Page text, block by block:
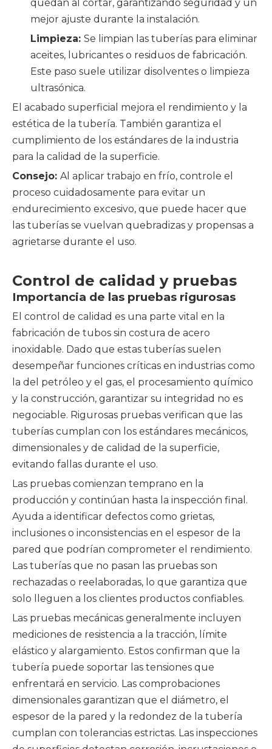
quedan al cortar, garantizando seguridad y un
mejor ajuste durante la instalación.
Limpieza: Se limpian las tuberías para eliminar
aceites, lubricantes o residuos de fabricación.
Este paso suele utilizar disolventes o limpieza
ultrasónica.
El acabado superficial mejora el rendimiento y la
estética de la tubería. También garantiza el
cumplimiento de los estándares de la industria
para la calidad de la superficie.
Consejo: Al aplicar trabajo en frío, controle el
proceso cuidadosamente para evitar un
endurecimiento excesivo, que puede hacer que
las tuberías se vuelvan quebradizas y propensas a
agrietarse durante el uso.
Control de calidad y pruebas
Importancia de las pruebas rigurosas
El control de calidad es una parte vital en la
fabricación de tubos sin costura de acero
inoxidable. Dado que estas tuberías suelen
desempeñar funciones críticas en industrias como
la del petróleo y el gas, el procesamiento químico
y la construcción, garantizar su integridad no es
negociable. Rigurosas pruebas verifican que las
tuberías cumplan con los estándares mecánicos,
dimensionales y de calidad de la superficie,
evitando fallas durante el uso.
Las pruebas comienzan temprano en la
producción y continúan hasta la inspección final.
Ayuda a identificar defectos como grietas,
inclusiones o inconsistencias en el espesor de la
pared que podrían comprometer el rendimiento.
Las tuberías que no pasan las pruebas son
rechazadas o reelaboradas, lo que garantiza que
solo lleguen a los clientes productos confiables.
Las pruebas mecánicas generalmente incluyen
mediciones de resistencia a la tracción, límite
elástico y alargamiento. Estos confirman que la
tubería puede soportar las tensiones que
enfrentará en servicio. Las comprobaciones
dimensionales garantizan que el diámetro, el
espesor de la pared y la redondez de la tubería
cumplan con tolerancias estrictas. Las inspecciones